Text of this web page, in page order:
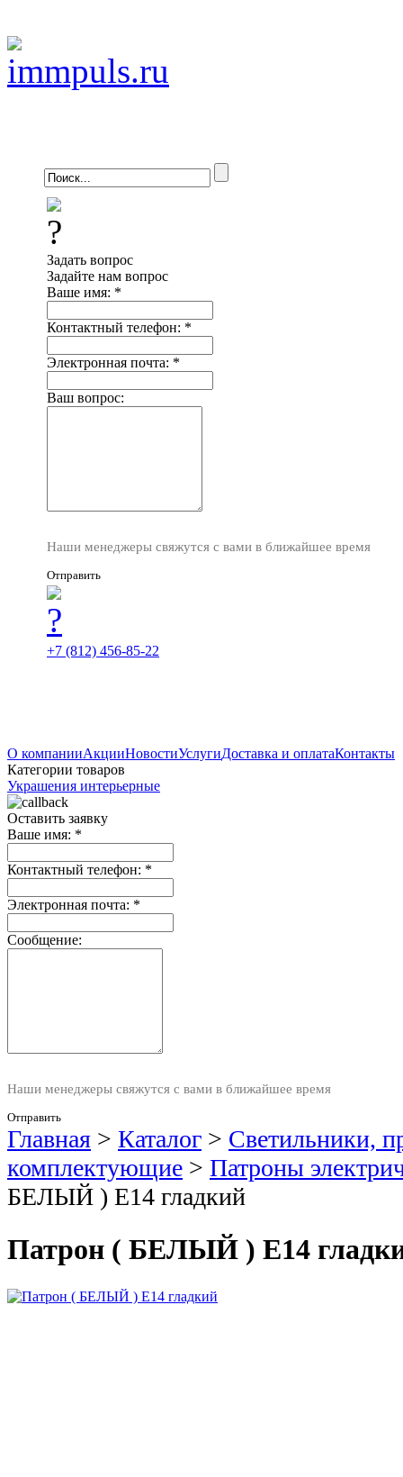
Задать вопрос
Задайте нам вопрос
Ваше имя: *
Контактный телефон: *
Электронная почта: *
Ваш вопрос:
Наши менеджеры свяжутся с вами в ближайшее время
Отправить
+7 (812) 456-85-22
О компанииАкцииНовостиУслугиДоставка и оплатаКонтакты
Категории товаров
Украшения интерьерные
Оставить заявку
Ваше имя: *
Контактный телефон: *
Электронная почта: *
Сообщение:
Наши менеджеры свяжутся с вами в ближайшее время
Отправить
Главная > Каталог > Светильники,
комплектующие > Патроны
БЕЛЫЙ ) Е14 гладкий
Патрон ( БЕЛЫЙ ) Е14